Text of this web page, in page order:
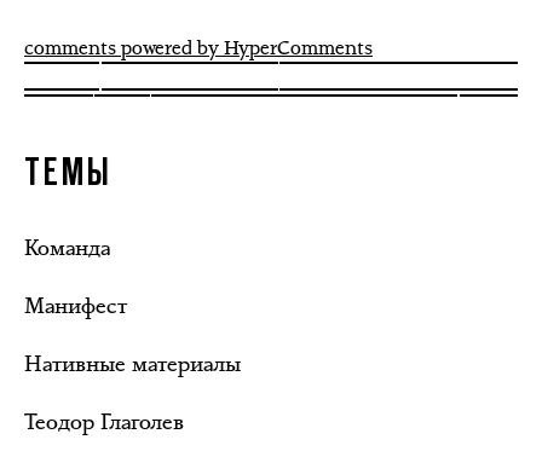
comments powered by HyperComments
ТЕМЫ
Команда
Манифест
Нативные материалы
Теодор Глаголев